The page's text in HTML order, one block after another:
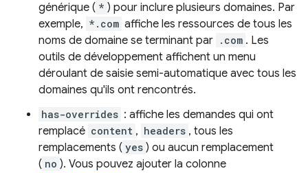
générique ( * ) pour inclure plusieurs domaines. Par
exemple, *.com affiche les ressources de tous les
noms de domaine se terminant par .com . Les
outils de développement affichent un menu
déroulant de saisie semi-automatique avec tous les
domaines qu'ils ont rencontrés.
has-overrides : affiche les demandes qui ont
remplacé content , headers , tous les
remplacements ( yes ) ou aucun remplacement
( no ). Vous pouvez ajouter la colonne